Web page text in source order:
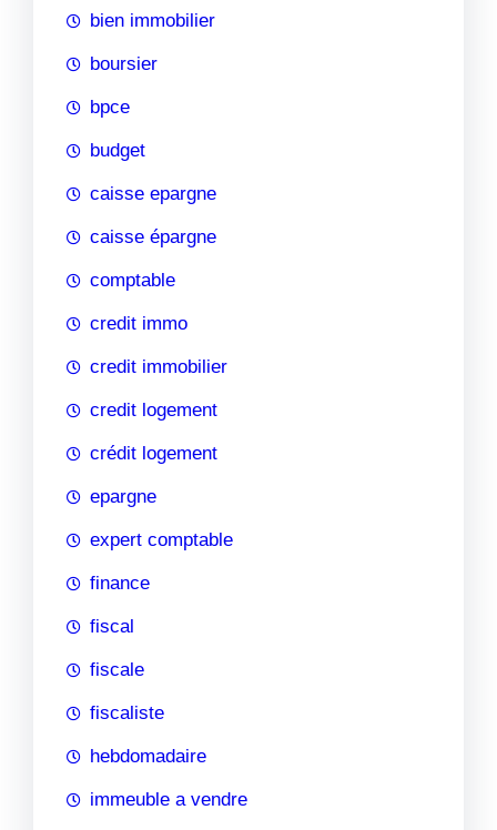
bien immobilier
boursier
bpce
budget
caisse epargne
caisse épargne
comptable
credit immo
credit immobilier
credit logement
crédit logement
epargne
expert comptable
finance
fiscal
fiscale
fiscaliste
hebdomadaire
immeuble a vendre